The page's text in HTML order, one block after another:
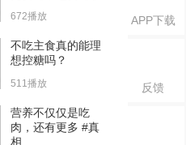
APP下载
反馈
672播放
不吃主食真的能理
想控糖吗？
511播放
营养不仅仅是吃
肉，还有更多 #真
相...